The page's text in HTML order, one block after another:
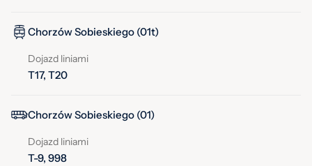
Chorzów Sobieskiego (01t)
Dojazd liniami
T17, T20
Chorzów Sobieskiego (01)
Dojazd liniami
T-9, 998